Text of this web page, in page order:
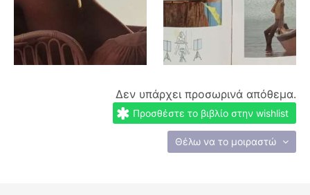
Δεν υπάρχει προσωρινά απόθεμα.
Προσθέστε το βιβλίο στην wishlist
Θέλω να το μοιραστώ